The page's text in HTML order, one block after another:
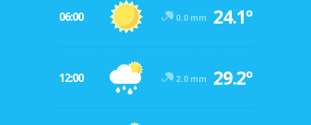
06:00 0.0 mm 24.1º
12:00 2.0 mm 29.2º